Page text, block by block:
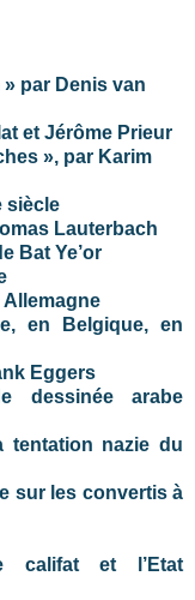
par Denis van
et Jérôme Prieur
», par Karim
siècle
Lauterbach
Bat Ye’or
Allemagne
en Belgique, en
Eggers
dessinée arabe
tentation nazie du
sur les convertis à
califat et l’Etat